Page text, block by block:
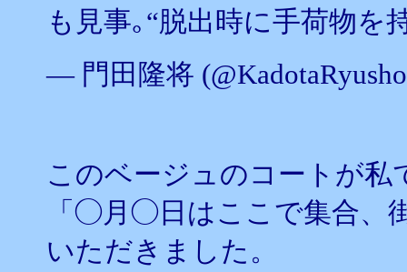
も見事｡“脱出時に手荷物
— 門田隆将
このベージュのコートが私
「◯月◯日はここで集合、
いただきました。